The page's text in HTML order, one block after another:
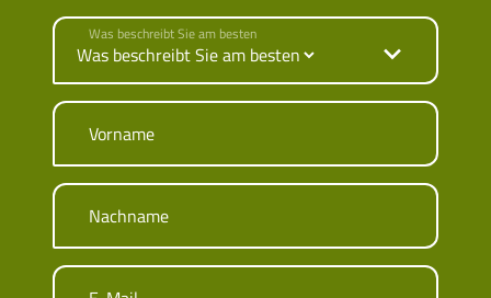
Was beschreibt Sie am besten
Vorname
Nachname